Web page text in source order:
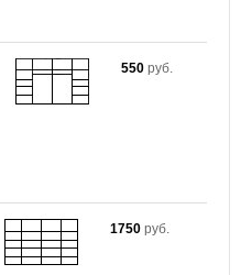
550 руб.
1750 руб.